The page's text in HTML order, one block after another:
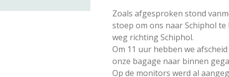
Zoals afgesproken stond
stoep om ons naar Schiphol
weg richting Schiphol.
Om 11 uur hebben we
onze bagage naar binnen
Op de monitors werd al